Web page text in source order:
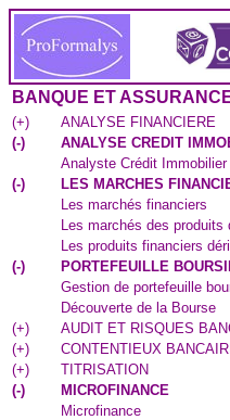
BANQUE ET
(+)
ANALYSE FINANCIERE
(-)
ANALYSE CREDIT
Analyste Crédit Immobilier
(-)
LES MARCHES
Les marchés financiers
Les marchés des produits
Les produits financiers
(-)
PORTEFEUILLE
Gestion de portefeuille
Découverte de la Bourse
(+)
AUDIT ET RISQUES
(+)
CONTENTIEUX
(+)
TITRISATION
(-)
MICROFINANCE
Microfinance